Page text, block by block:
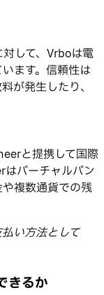
して、Vrboは電
ます。信頼性は
が発生したり、
と提携して国際
はバーチャルバン
複数通貨での残
い方法として
きるか